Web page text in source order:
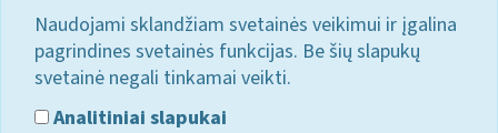
Naudojami sklandžiam svetainės veikimui ir įgalina
pagrindines svetainės funkcijas. Be šių slapukų
svetainė negali tinkamai veikti.
Analitiniai slapukai